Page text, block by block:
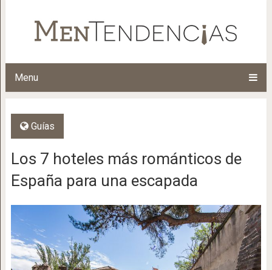
Menu
Guías
Los 7 hoteles más románticos de
España para una escapada